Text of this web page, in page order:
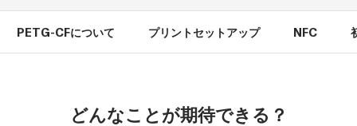
PETG-CFについて プリントセットアップ NFC
どんなことが期待できる？